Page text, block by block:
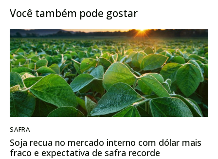
Você também pode gostar
SAFRA
Soja recua no mercado interno com dólar mais
fraco e expectativa de safra recorde